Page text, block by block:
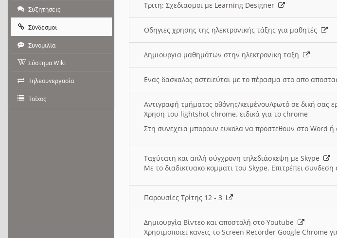
Τριτη: Σχεδιασμοι με Learning Designer
Οδηγιες χρησης της ηλεκτρονικής τάξης για μαθητές
Δημιουργια μαθημάτων στην ηλεκτρονικη ταξη
Ενας δασκαλος αστειεύται με το πέρασμα στο απο
Αντιγραφή τμήματος οθόνης/κειμένου/φωτό σε δική σας
Χρηση του lightshot chrome. ειδικά για το chrome
Στη συνεχεια μπορουν ευκολα να προστεθουν στο Word ή
Ταχύτατη και απλή σύγχρονη τηλεδιάσκεψη με Skype
Με το διαδικτυακο κομματι του Skype. Επιτρέπει
Παρουσίες Τρίτης 12 - 3
Δημιουργία Βίντεο και αποστολή στο Youtube
Χρησιμοποιει κανεις το Screen Recorder Google Chrome
Συζητήσεις
Σύνδεσμοι
Συνομιλία
Σύστημα Wiki
Τηλεσυνεργασία
Τοίχος